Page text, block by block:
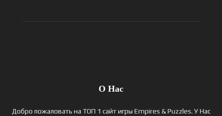
О Нас
Добро пожаловать на ТОП 1 сайт игры Empires & Puzzles. У Нас